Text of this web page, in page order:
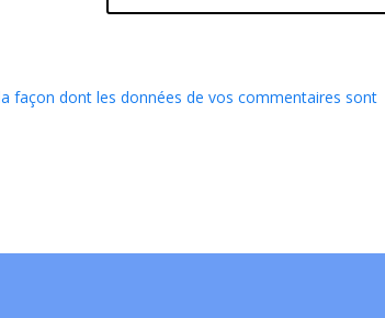
façon dont les données de vos commentaires sont